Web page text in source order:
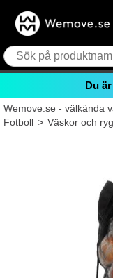
Du är
Wemove.se - välkända
Fotboll>Väskor och